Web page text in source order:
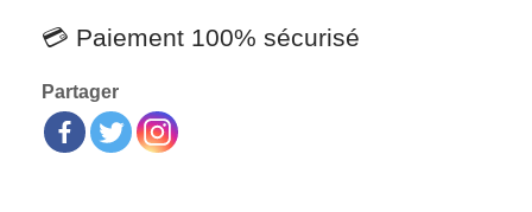
💳 Paiement 100% sécurisé
Partager